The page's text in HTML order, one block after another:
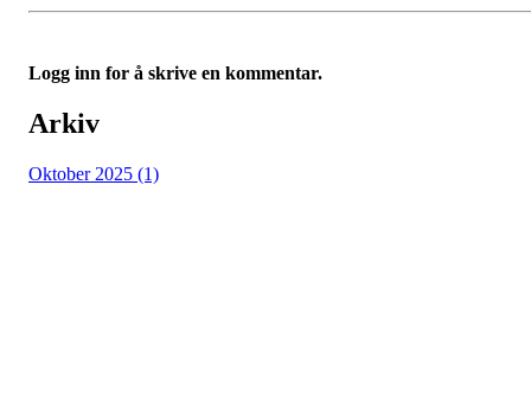
Logg inn for å skrive en kommentar.
Arkiv
Oktober 2025 (1)